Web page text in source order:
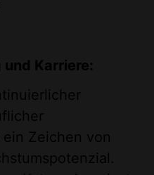
Karriere:
Zeichen von